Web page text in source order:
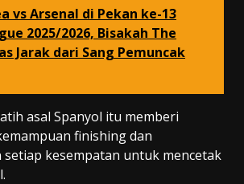
vs Arsenal di Pekan ke-13
2025/2026, Bisakah The
Jarak dari Sang Pemuncak
asal Spanyol itu memberi
finishing dan
setiap kesempatan untuk mencetak